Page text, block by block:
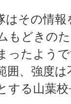
その情報
もどきの
ったよう
、強度は
する山葉